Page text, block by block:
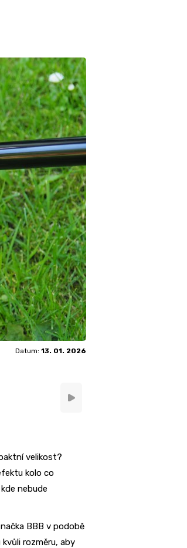
Datum: 13. 01. 2026
velikost?
kolo co
nebude
BBB v podobě
rozměru, aby